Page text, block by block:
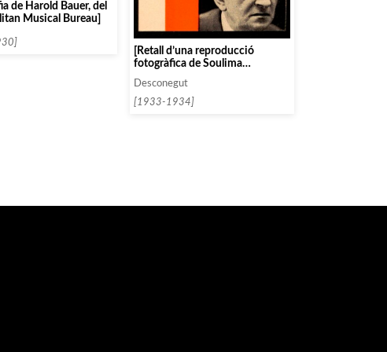
de Harold Bauer, del
Musical Bureau]
[Retall d’una reproducció
fotogràfica de Soulima
Desconegut
[1933-1934]